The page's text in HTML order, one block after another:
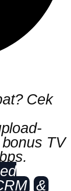
Cek
TV
&